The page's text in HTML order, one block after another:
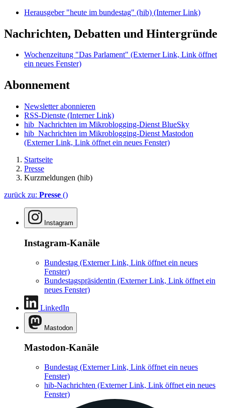
Herausgeber "heute im bundestag" (hib) (Interner Link)
Nachrichten, Debatten und Hintergründe
Wochenzeitung "Das Parlament" (Externer Link, Link öffnet
ein neues Fenster)
Abonnement
Newsletter abonnieren
RSS-Dienste (Interner Link)
hib_Nachrichten im Mikroblogging-Dienst BlueSky
hib_Nachrichten im Mikroblogging-Dienst Mastodon
(Externer Link, Link öffnet ein neues Fenster)
Startseite
Presse
Kurzmeldungen (hib)
zurück zu: Presse ()
Instagram
Instagram-Kanäle
Bundestag (Externer Link, Link öffnet ein neues
Fenster)
Bundestagspräsidentin (Externer Link, Link öffnet ein
neues Fenster)
LinkedIn
Mastodon
Mastodon-Kanäle
Bundestag (Externer Link, Link öffnet ein neues
Fenster)
hib-Nachrichten (Externer Link, Link öffnet ein neues
Fenster)